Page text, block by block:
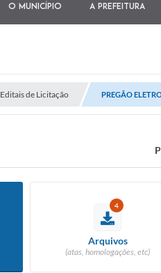
O município A Prefeitura
Editais de Licitação PREGÃO
4
Arquivos
(atas, homologações, etc)